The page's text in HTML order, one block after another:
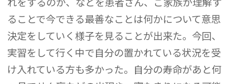
ることで今できる最善なことは何かについて意思
決定をしていく様子を見ることが出来た。今回、
実習をして行く中で自分の置かれている状況を受
け入れている方も多かった。自分の寿命があと何